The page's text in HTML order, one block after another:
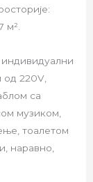
м².
од 220V,
са
музиком,
тоалетом
наравно,